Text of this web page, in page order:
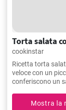
Torta salata
cookinstar
Ricetta torta
veloce con un
conferiscono un
Mostra la